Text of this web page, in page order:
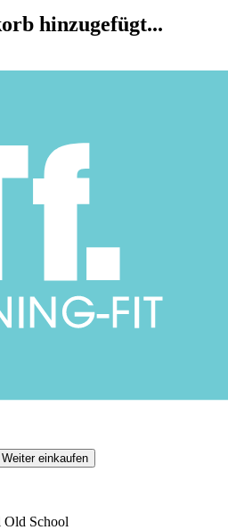
hinzugefügt...
Weiter einkaufen
Old School